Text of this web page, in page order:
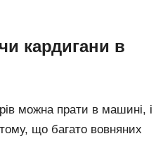
кардигани в
можна прати в машині, і
що багато вовняних